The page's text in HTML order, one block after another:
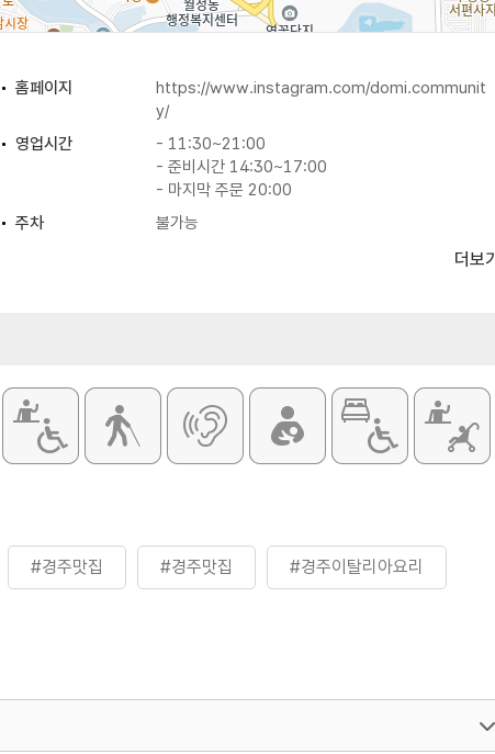
홈페이지
https://www.instagram.com/domi.communit
y/
영업시간
- 11:30~21:00
- 준비시간 14:30~17:00
- 마지막 주문 20:00
주차
불가능
마르게리따 / 풍기 피자 / 두릅 피자 / 고르곤졸라 피자
더보기
#경주맛집 #경주맛집 #경주이탈리아요리